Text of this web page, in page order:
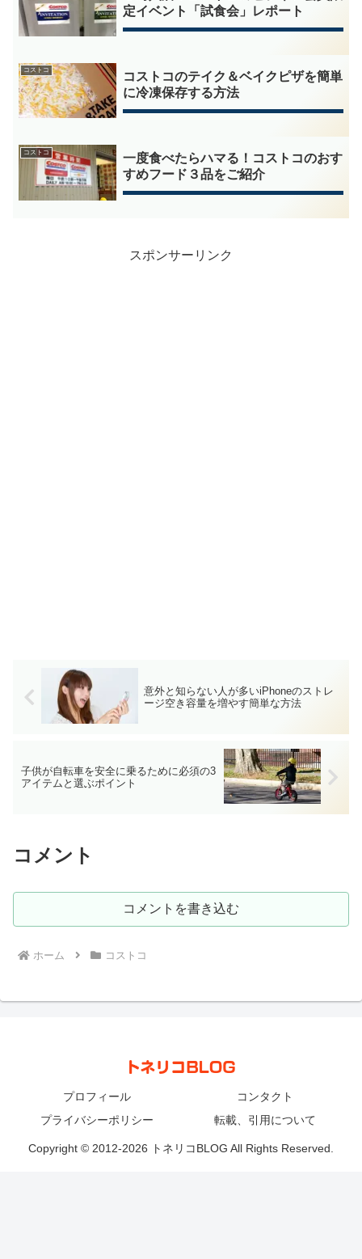
定イベント「試食会」レポート
コストコ
コストコのテイク＆ベイクピザを簡単
に冷凍保存する方法
コストコ
一度食べたらハマる！コストコのおす
すめフード３品をご紹介
スポンサーリンク
意外と知らない人が多いiPhoneのストレ
ージ空き容量を増やす簡単な方法
子供が自転車を安全に乗るために必須の3
アイテムと選ぶポイント
コメント
コメントを書き込む
ホーム コストコ
プロフィール
コンタクト
プライバシーポリシー
転載、引用について
Copyright © 2012-2026 トネリコBLOG All Rights Reserved.